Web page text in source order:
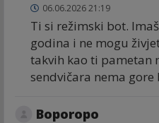
06.06.2026 21:19
Ti si režimski bot.
godina i ne mogu
takvih kao ti pametan
sendvičara nema gore
Boporopo